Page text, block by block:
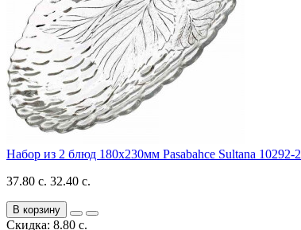
Набор из 2 блюд 180x230мм Pasabahce Sultana 10292-2
37.80 с. 32.40 с.
В корзину
Скидка: 8.80 с.